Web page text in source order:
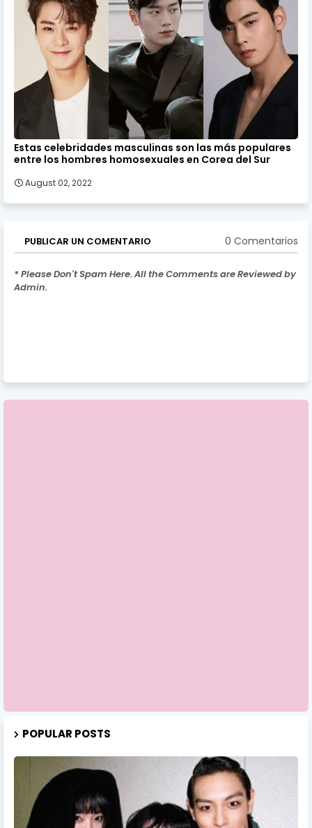
Estas celebridades masculinas son las más populares
entre los hombres homosexuales en Corea del Sur
August 02, 2022
PUBLICAR UN COMENTARIO 0 Comentarios
* Please Don't Spam Here. All the Comments are Reviewed by
Admin.
POPULAR POSTS